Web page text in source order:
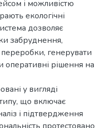
і можливістю
екологічні
дозволяє
забруднення,
переробки, генерувати
оперативні рішення на
у вигляді
що включає
і підтвердження